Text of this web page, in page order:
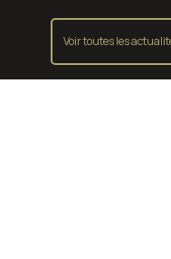
Voir toutes les